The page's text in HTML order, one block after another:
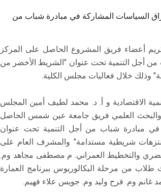
السياسات المشاركة في مبادرة شباب من
أعضاء فريق المشروع الحاصل على المركز
أجل التنمية تحت عنوان "الشريط الأخضر من
وذلك خلال فعاليات مجلس الكلية.
الاقتصادية و أ. د. محمد لطيف أمين المجلس
والبحث العلمي فريق جامعة عين شمس الحاصل
مبادرة شباب من أجل التنمية تحت عنوان
شريطية مستدامة" والمشرف العام على
والتخطيط العمراني. م مصطفى مجاهد وم.
طلاب من مرحلة البكالوريوس ببرنامج العمارة
غانم وم. فرح وليد وم. جويس علاء فهيم.